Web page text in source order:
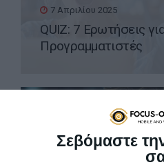
Σεβόμαστε
7 Απριλίου 2025
QUIZ: 7 Ερωτήσεις
Προγραμματιστές